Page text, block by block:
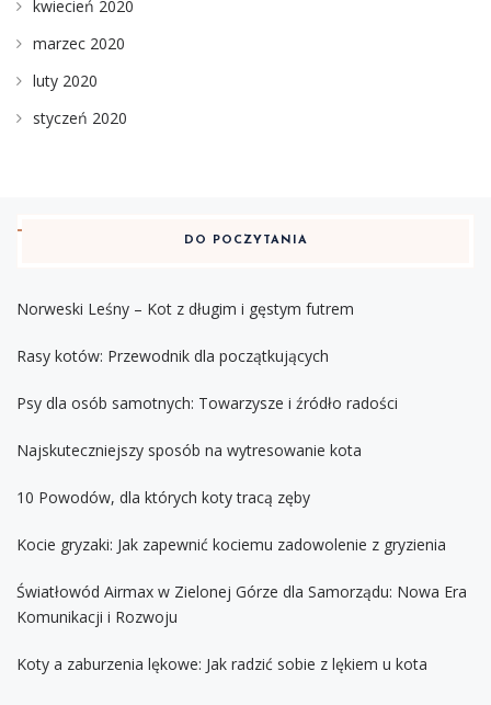
kwiecień 2020
marzec 2020
luty 2020
styczeń 2020
DO POCZYTANIA
Norweski Leśny – Kot z długim i gęstym futrem
Rasy kotów: Przewodnik dla początkujących
Psy dla osób samotnych: Towarzysze i źródło radości
Najskuteczniejszy sposób na wytresowanie kota
10 Powodów, dla których koty tracą zęby
Kocie gryzaki: Jak zapewnić kociemu zadowolenie z gryzienia
Światłowód Airmax w Zielonej Górze dla Samorządu: Nowa Era
Komunikacji i Rozwoju
Koty a zaburzenia lękowe: Jak radzić sobie z lękiem u kota